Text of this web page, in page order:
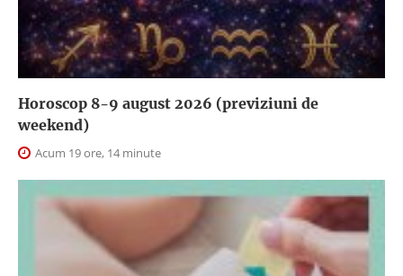
Horoscop 8-9 august 2026 (previziuni de
weekend)
Acum 19 ore, 14 minute